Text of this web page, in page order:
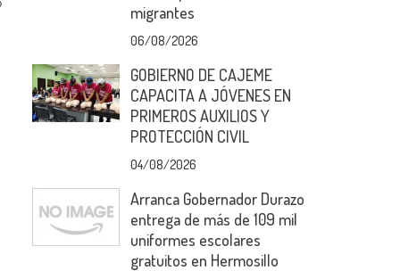
migrantes
06/08/2026
GOBIERNO DE CAJEME
CAPACITA A JÓVENES EN
PRIMEROS AUXILIOS Y
PROTECCIÓN CIVIL
04/08/2026
Arranca Gobernador Durazo
entrega de más de 109 mil
uniformes escolares
gratuitos en Hermosillo